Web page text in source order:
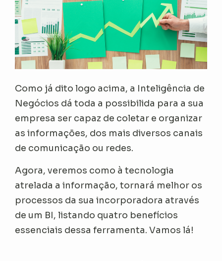
Como já dito logo acima, a Inteligência de
Negócios dá toda a possibilida para a sua
empresa ser capaz de coletar e organizar
as informações, dos mais diversos canais
de comunicação ou redes.
Agora, veremos como à tecnologia
atrelada a informação, tornará melhor os
processos da sua incorporadora através
de um BI, listando quatro benefícios
essenciais dessa ferramenta. Vamos lá!